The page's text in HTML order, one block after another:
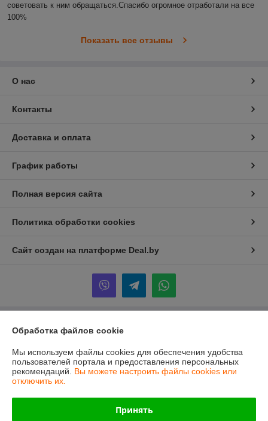
советовать к ним обращаться.Спасибо огромное отработали на все
100%
Показать все отзывы
О нас
Контакты
Доставка и оплата
График работы
Полная версия сайта
Политика обработки cookies
Сайт создан на платформе Deal.by
Информация для покупателя
Юридическое лицо:ООО "ПрофПрогресс"
г. Минск, ул. Ольшевского 10, пом. 303
Регистрационный номер ЕГР: 191960865
УНП: 191960865
Регистрационный орган: Минский городской исполнительный комитет
Обработка файлов cookie
Мы используем файлы cookies для обеспечения удобства
пользователей портала и предоставления персональных
рекомендаций. Вы можете настроить файлы cookies или
отключить их.
Принять